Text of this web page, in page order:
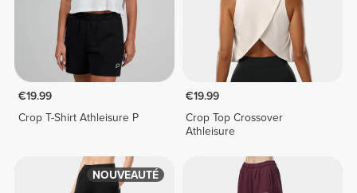
€19.99
Crop T-Shirt Athleisure P
€19.99
Crop Top Crossover
Athleisure
NOUVEAUTÉ